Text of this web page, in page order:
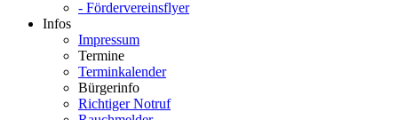
- Fördervereinsflyer
Infos
Impressum
Termine
Terminkalender
Bürgerinfo
Richtiger Notruf